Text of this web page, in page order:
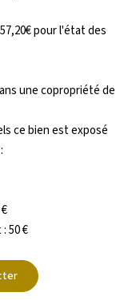
pour l'état des
une copropriété de
ce bien est exposé
50 €